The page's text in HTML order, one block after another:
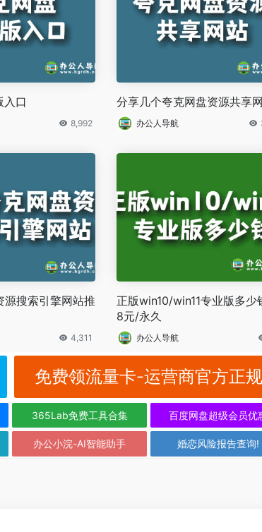
入口
8,992
分享几个夸克网盘资源共享
办公人导航
源搜索引擎网站推
4,311
正版win10/win11专业版多少
8元/永久
办公人导航
免费领流量卡-运营商官方正规
365Lab免费工具合集 百度网盘超级会员优
办公小浣-AI智能助手 婚恋风险报告查询!